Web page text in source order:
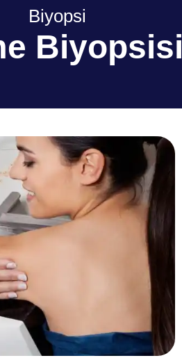
Biyopsi
Biyopsisi